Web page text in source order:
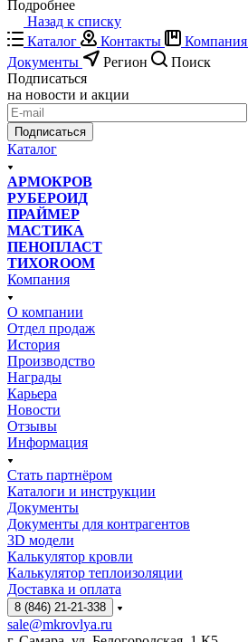
Подробнее
Назад к списку
Каталог
Контакты Компания
Документы
Регион
Поиск
Подписаться
на новости и акции
Подписаться
Каталог
АРМОКРОВ
РУБЕРОИД
ПРАЙМЕР
МАСТИКА
ПЕНОПЛАСТ
ТИХОROOM
Компания
О компании
Отдел продаж
История
Производство
Награды
Карьера
Новости
Отзывы
Информация
Стать партнёром
Каталоги и инструкции
Документы
Документы для контрагентов
3D модели
Калькулятор кровли
Калькулятор теплоизоляции
Доставка и оплата
8 (846) 21-21-338
sale@mkrovlya.ru